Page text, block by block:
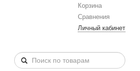
Корзина
Сравнения
Личный кабинет